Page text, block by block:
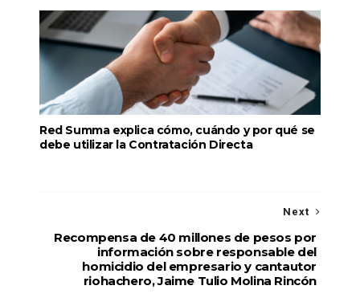
Red Summa explica cómo, cuándo y por qué se
debe utilizar la Contratación Directa
Next
Recompensa de 40 millones de pesos por
información sobre responsable del
homicidio del empresario y cantautor
riohachero, Jaime Tulio Molina Rincón